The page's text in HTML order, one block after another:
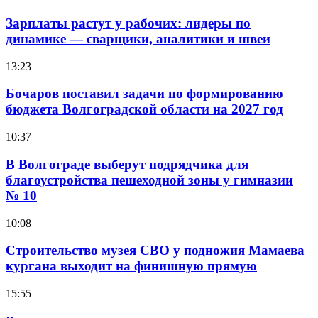
Зарплаты растут у рабочих: лидеры по
динамике — сварщики, аналитики и швеи
13:23
Бочаров поставил задачи по формированию
бюджета Волгоградской области на 2027 год
10:37
В Волгограде выберут подрядчика для
благоустройства пешеходной зоны у гимназии
№ 10
10:08
Строительство музея СВО у подножия Мамаева
кургана выходит на финишную прямую
15:55